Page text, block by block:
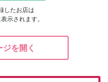
したお店は
表示されます。
を開く